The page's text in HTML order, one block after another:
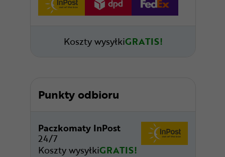
Koszty wysyłkiGRATIS!
Punkty odbioru
Paczkomaty InPost
24/7
Koszty wysyłkiGRATIS!